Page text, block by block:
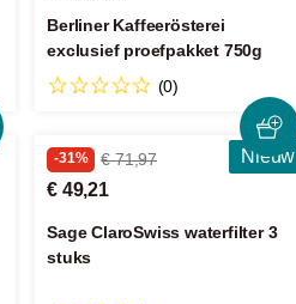
Berliner Kaffeerösterei
exclusief proefpakket 750g
(0)
Nieuw
-31% € 71,97
€ 49,21
Sage ClaroSwiss waterfilter 3
stuks